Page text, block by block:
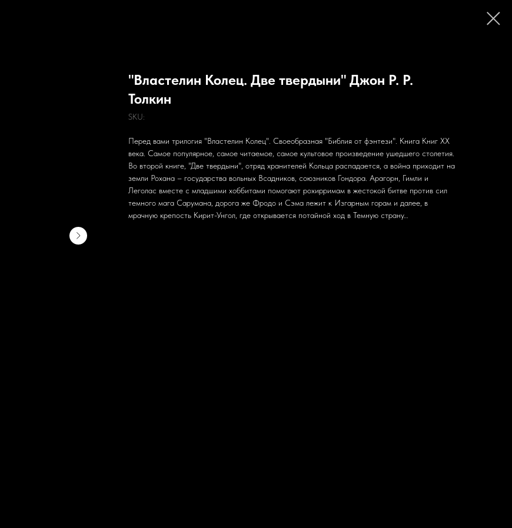
"Властелин Колец. Две твердыни" Джон Р. Р.
Толкин
SKU:
Перед вами трилогия "Властелин Колец". Своеобразная "Библия от фэнтези". Книга Книг ХХ
века. Самое популярное, самое читаемое, самое культовое произведение ушедшего столетия.
Во второй книге, "Две твердыни", отряд хранителей Кольца распадается, а война приходит на
земли Рохана – государства вольных Всадников, союзников Гондора. Арагорн, Гимли и
Леголас вместе с младшими хоббитами помогают рохирримам в жестокой битве против сил
темного мага Сарумана, дорога же Фродо и Сэма лежит к Изгарным горам и далее, в
мрачную крепость Кирит-Унгол, где открывается потайной ход в Темную страну…